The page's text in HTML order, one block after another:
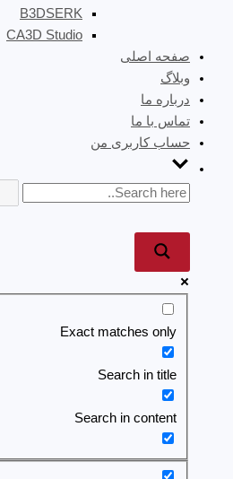
B3DSERK
CA3D Studio
صفحه اصلی
وبلاگ
درباره ما
تماس با ما
حساب کاربری من
Exact matches only
Search in title
Search in content